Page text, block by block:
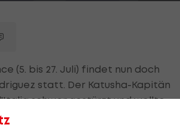
(5. bis 27. Juli) findet nun doch
statt. Der Katusha-Kapitän
schwer gestürzt und wollte
auslassen, um sich auf